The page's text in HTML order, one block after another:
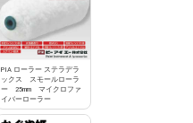
PIA ローラー ステラデラ
ックス スモールローラ
ー 25mm マイクロファ
イバーローラー